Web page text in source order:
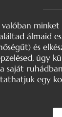
minket
álmaid
és
úgy
saját
egy